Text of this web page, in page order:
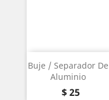
Buje / Separador De
Aluminio
Precio
$ 25